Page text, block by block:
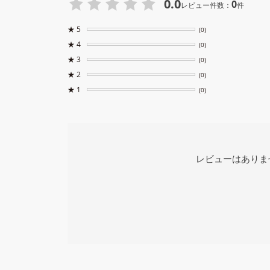
0.0レビュー件数： 0件
★ 5 (0)
★ 4 (0)
★ 3 (0)
★ 2 (0)
★ 1 (0)
レビューはあり